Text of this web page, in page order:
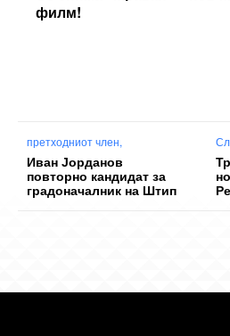
филм!
претходниот член,
Иван Јорданов
повторно кандидат за
градоначалник на Штип